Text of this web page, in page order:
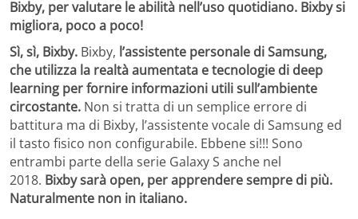
Bixby, per valutare le abilità nell’uso quotidiano. Bixby si
migliora, poco a poco!
Sì, sì, Bixby. Bixby, l’assistente personale di Samsung,
che utilizza la realtà aumentata e tecnologie di deep
learning per fornire informazioni utili sull’ambiente
circostante. Non si tratta di un semplice errore di
battitura ma di Bixby, l’assistente vocale di Samsung ed
il tasto fisico non configurabile. Ebbene si!!! Sono
entrambi parte della serie Galaxy S anche nel
2018. Bixby sarà open, per apprendere sempre di più.
Naturalmente non in italiano.